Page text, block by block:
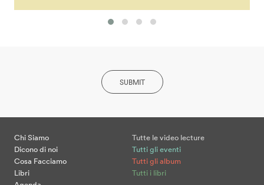
SUBMIT
Chi Siamo
Dicono di noi
Cosa Facciamo
Libri
Tutte le video lecture
Tutti gli eventi
Tutti gli album
Tutti i libri